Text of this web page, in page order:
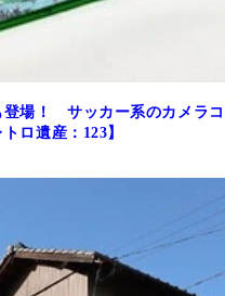
登場！ サッカー系のカメラコ
ロ遺産：123】